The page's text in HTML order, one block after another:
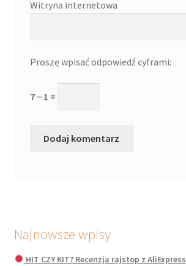
Witryna internetowa
Proszę wpisać odpowiedź cyframi:
7 − 1 =
Najnowsze wpisy
HIT CZY KIT? Recenzja rajstop z AliExpress